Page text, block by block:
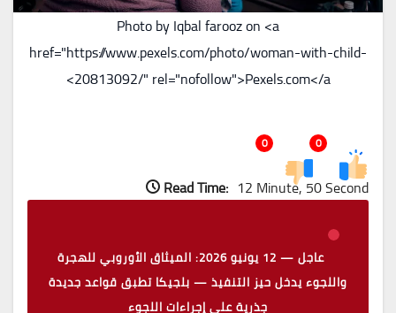
Photo by Iqbal farooz on <a
href="https://www.pexels.com/photo/woman-with-child-
20813092/" rel="nofollow">Pexels.com</a>
0
0
Read Time: 12 Minute, 50 Second
عاجل — 12 يونيو 2026: الميثاق الأوروبي للهجرة
واللجوء يدخل حيز التنفيذ — بلجيكا تطبق قواعد جديدة
جذرية على إجراءات اللجوء